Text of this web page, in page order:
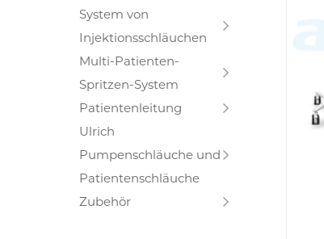
System von
Injektionsschläuchen
Multi-Patienten-
Spritzen-System
Patientenleitung
Ulrich
Pumpenschläuche und
Patientenschläuche
Zubehör